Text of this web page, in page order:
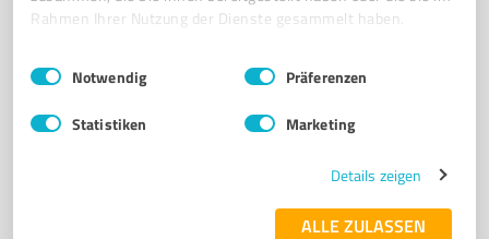
Rahmen Ihrer Nutzung der Dienste gesammelt haben.
Impressum Datenschutzbestimmungen
Einwilligungsauswahl
Notwendig Präferenzen
Statistiken Marketing
Details zeigen
ALLE ZULASSEN
KUNDENBERATUNG
Weserstraße 9, 41836 Hückelhoven
Tel. 02433 526010 info@enet.eu www.enet.eu/